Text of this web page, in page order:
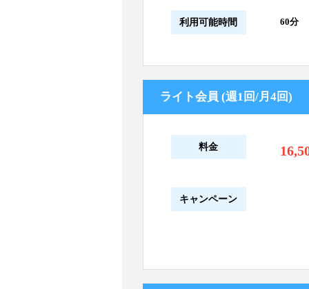
利用可能時間 60分
ライト会員 (週1回/月4回)
料金
キャンペーン